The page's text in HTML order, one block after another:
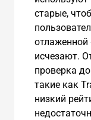
старые,
отлаженной
исчезают.
проверка
такие как
низкий